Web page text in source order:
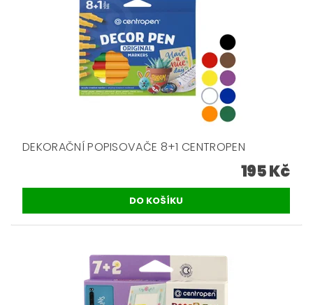
DEKORAČNÍ POPISOVAČE 8+1 CENTROPEN
195 Kč